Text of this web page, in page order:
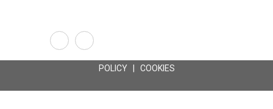
POLICY| COOKIES